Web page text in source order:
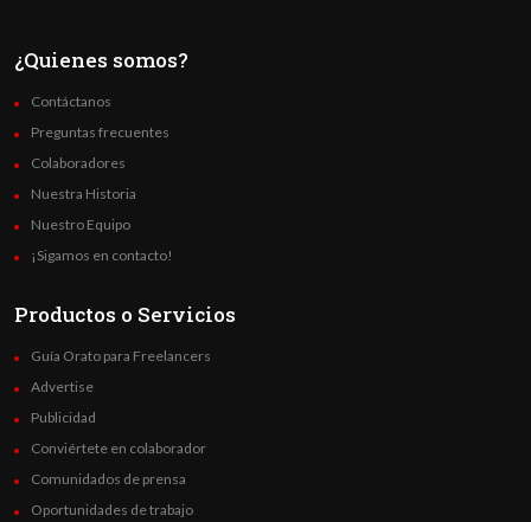
¿Quienes somos?
Contáctanos
Preguntas frecuentes
Colaboradores
Nuestra Historia
Nuestro Equipo
¡Sigamos en contacto!
Productos o Servicios
Guía Orato para Freelancers
Advertise
Publicidad
Conviértete en colaborador
Comunidados de prensa
Oportunidades de trabajo